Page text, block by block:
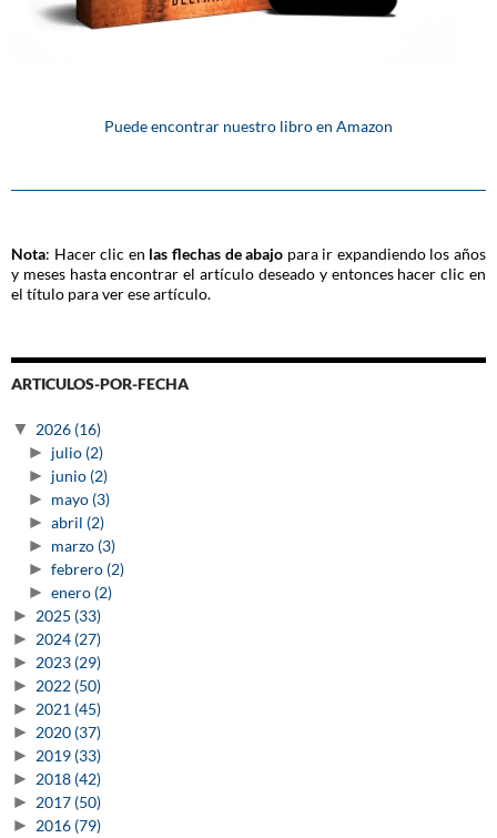
Puede encontrar nuestro libro en Amazon
Nota: Hacer clic en las flechas de abajo para ir expandiendo los años
y meses hasta encontrar el artículo deseado y entonces hacer clic en
el título para ver ese artículo.
ARTICULOS-POR-FECHA
▼ 2026 (16)
► julio (2)
► junio (2)
► mayo (3)
► abril (2)
► marzo (3)
► febrero (2)
► enero (2)
► 2025 (33)
► 2024 (27)
► 2023 (29)
► 2022 (50)
► 2021 (45)
► 2020 (37)
► 2019 (33)
► 2018 (42)
► 2017 (50)
► 2016 (79)